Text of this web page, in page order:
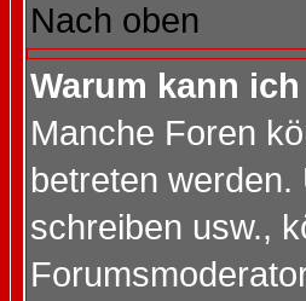
Nach oben
Warum kann
Manche Foren
betreten
schreiben usw.,